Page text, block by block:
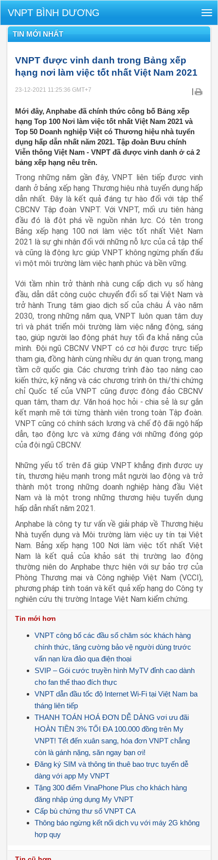
VNPT BÌNH DƯƠNG
TIN MỚI NHẤT
VNPT được vinh danh trong Bảng xếp
hạng nơi làm việc tốt nhất Việt Nam 2021
23-12-2021 11:25:36 GMT+7 |
Mới đây, Anphabe đã chính thức công bố Bảng xếp
hạng Top 100 Nơi làm việc tốt nhất Việt Nam 2021 và
Top 50 Doanh nghiệp Việt có Thương hiệu nhà tuyển
dụng hấp dẫn nhất năm 2021. Tập đoàn Bưu chính
Viễn thông Việt Nam - VNPT đã được vinh danh ở cả 2
bảng xếp hạng nêu trên.
Trong những năm gần đây, VNPT liên tiếp được vinh
danh ở bảng xếp hạng Thương hiệu nhà tuyển dụng hấp
dẫn nhất. Đây là kết quả đáng tự hào đối với tập thể
CBCNV Tập đoàn VNPT. Với VNPT, mối ưu tiên hàng
đầu đó là đột phá về nguồn nhân lực. Có tên trong
Bảng xếp hạng 100 nơi làm việc tốt nhất Việt Nam
2021 là sự ghi nhận đối với những nỗ lực của cả tập thể
và cũng là động lực giúp VNPT không ngừng phấn đấu
vì một môi trường làm việc hạnh phúc và bền vững.
Với tầm nhìn trở thành nhà cung cấp dịch vụ số hàng
đầu, dẫn dắt công cuộc chuyển đổi số tại Việt Nam và
trở hành Trung tâm giao dịch số của châu Á vào năm
2030, trong những năm qua, VNPT luôn quan tâm duy
trì và phát triển môi trường làm việc năng động, sáng
tạo, giúp người lao động phát huy tối đa khả năng của
mình. Đội ngũ CBCNV VNPT có cơ hội được trực tiếp
tham gia, đồng hành cùng nhiều dự án quan trọng, mang
tầm cỡ quốc gia. Các chương trình đào tạo nâng cao
kiến thức, kỹ năng và các chương trình ôn thi/thi chứng
chỉ Quốc tế của VNPT cũng được đông đảo CBCNV
quan tâm, tham dự. Văn hoá học hỏi - chia sẻ là sự gắn
kết mạnh mẽ tới từng thành viên trong toàn Tập đoàn.
VNPT cũng có chính sách lương và chế độ đãi ngộ hấp
dẫn, tạo động lực và xứng đáng với những đóng góp
của đội ngũ CBCNV.
Những yếu tố trên đã giúp VNPT khẳng định được uy
tín, thương hiệu mạnh trong mắt người lao động và trở
thành một trong những doanh nghiệp hàng đầu Việt
Nam và là một trong những thương hiệu tuyển dụng
hấp dẫn nhất năm 2021.
Anphabe là công ty tư vấn về giải pháp về Thương hiệu
Nhà tuyển dụng và Môi trường làm việc uy tín tại Việt
Nam. Bảng xếp hạng 100 Nơi làm việc tốt nhất Việt
Nam là kết quả của khảo sát thị trường lao động
thường niên do Anphabe thực hiện với sự bảo trợ của
Phòng Thương mại và Công nghiệp Việt Nam (VCCI),
phương pháp tính toán và kết quả xếp hạng do Công ty
nghiên cứu thị trường Intage Việt Nam kiểm chứng.
Tin mới hơn
VNPT công bố các đầu số chăm sóc khách hàng
chính thức, tăng cường bảo vệ người dùng trước
vấn nạn lừa đảo qua điện thoại
SVIP – Gói cước truyền hình MyTV đỉnh cao dành
cho fan thể thao đích thực
VNPT dẫn đầu tốc độ Internet Wi-Fi tại Việt Nam ba
tháng liên tiếp
THANH TOÁN HOÁ ĐƠN DỄ DÀNG vơi ưu đãi
HOÀN TIỀN 3% TỐI ĐA 100.000 đồng trên My
VNPT! Tết đến xuân sang, hóa đơn VNPT chẳng
còn là gánh nặng, săn ngay bạn ơi!
Đăng ký SIM và thông tin thuê bao trực tuyến dễ
dàng với app My VNPT
Tặng 300 điểm VinaPhone Plus cho khách hàng
đăng nhập ứng dụng My VNPT
Cấp bù chứng thư số VNPT CA
Thông báo ngừng kết nối dịch vụ với máy 2G không
hợp quy